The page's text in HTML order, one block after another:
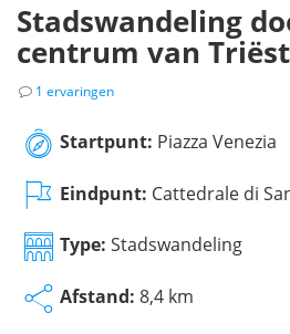
Stadswandeling
centrum van Triëst
1 ervaringen
Startpunt: Piazza Venezia
Eindpunt: Cattedrale di
Type: Stadswandeling
Afstand: 8,4 km